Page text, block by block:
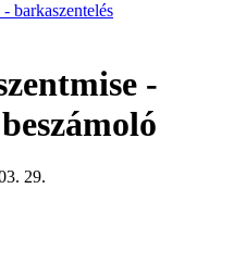
barkaszentelés
-
29.